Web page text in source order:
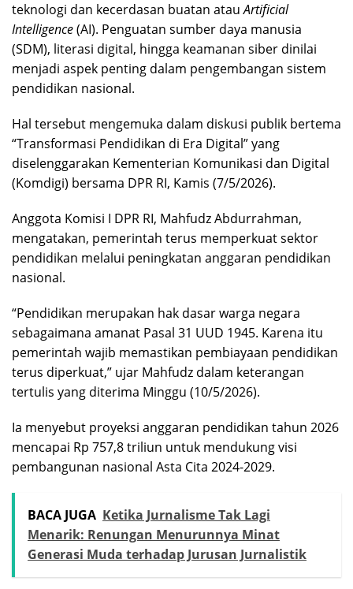
teknologi dan kecerdasan buatan atauArtificial
Intelligence(AI). Penguatan sumber daya manusia
(SDM), literasi digital, hingga keamanan siber dinilai
menjadi aspek penting dalam pengembangan sistem
pendidikan nasional.
Hal tersebut mengemuka dalam diskusi publik bertema
“Transformasi Pendidikan di Era Digital” yang
diselenggarakan Kementerian Komunikasi dan Digital
(Komdigi) bersama DPR RI, Kamis (7/5/2026).
Anggota Komisi I DPR RI, Mahfudz Abdurrahman,
mengatakan, pemerintah terus memperkuat sektor
pendidikan melalui peningkatan anggaran pendidikan
nasional.
“Pendidikan merupakan hak dasar warga negara
sebagaimana amanat Pasal 31 UUD 1945. Karena itu
pemerintah wajib memastikan pembiayaan pendidikan
terus diperkuat,” ujar Mahfudz dalam keterangan
tertulis yang diterima Minggu (10/5/2026).
Ia menyebut proyeksi anggaran pendidikan tahun 2026
mencapai Rp 757,8 triliun untuk mendukung visi
pembangunan nasional Asta Cita 2024-2029.
BACA JUGA Ketika Jurnalisme Tak Lagi
Menarik: Renungan Menurunnya Minat
Generasi Muda terhadap Jurusan Jurnalistik